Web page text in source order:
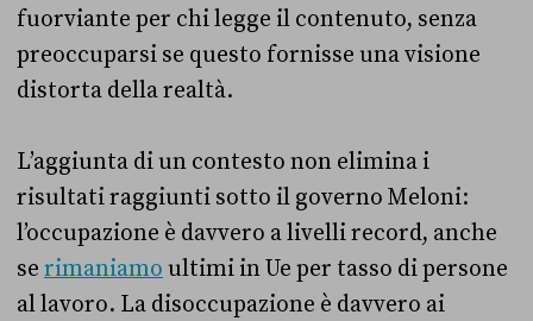
fuorviante per chi legge il contenuto, senza
preoccuparsi se questo fornisse una visione
distorta della realtà.
L’aggiunta di un contesto non elimina i
risultati raggiunti sotto il governo Meloni:
l’occupazione è davvero a livelli record, anche
se rimaniamo ultimi in Ue per tasso di persone
al lavoro. La disoccupazione è davvero ai